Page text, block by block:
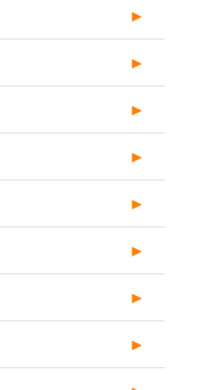
►
►
►
►
►
►
►
►